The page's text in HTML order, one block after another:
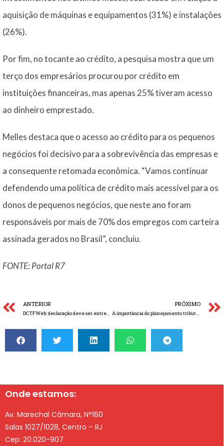
aquisição de máquinas e equipamentos (31%) e instalações
(26%).
Por fim, no tocante ao crédito, a pesquisa mostra que um
terço dos empresários procurou por crédito em
instituições financeiras, mas apenas 25% tiveram acesso
ao dinheiro emprestado.
Melles destaca que o acesso ao crédito para os pequenos
negócios foi decisivo para a sobrevivência das empresas e
a consequente retomada econômica. “Vamos continuar
defendendo uma política de crédito mais acessível para os
donos de pequenos negócios, que neste ano foram
responsáveis por mais de 70% dos empregos com carteira
assinada gerados no Brasil”, concluiu.
FONTE: Portal R7
ANTERIOR PRÓXIMO
Onde estamos:
Av. Marechal Câmara, N°160
Salas 1027/1028, Centro – RJ
Cep: 20.020-907